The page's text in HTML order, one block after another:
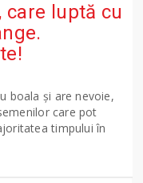
care luptă cu
boala și are nevoie,
care pot
timpului în